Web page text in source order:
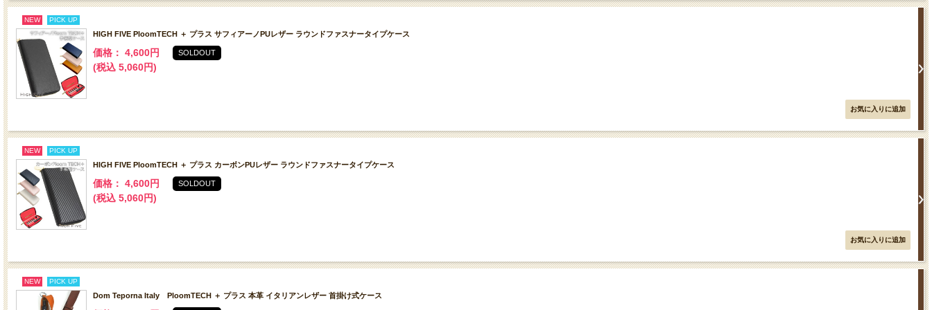
NEW PICK UP
HIGH FIVE PloomTECH ＋ プラス サフィアーノPUレザー ラウンドファスナータイプケース
価格： 4,600円
(税込 5,060円)
SOLDOUT
NEW PICK UP
HIGH FIVE PloomTECH ＋ プラス カーボンPUレザー ラウンドファスナータイプケース
価格： 4,600円
(税込 5,060円)
SOLDOUT
NEW PICK UP
Dom Teporna Italy PloomTECH ＋ プラス 本革 イタリアンレザー 首掛け式ケース